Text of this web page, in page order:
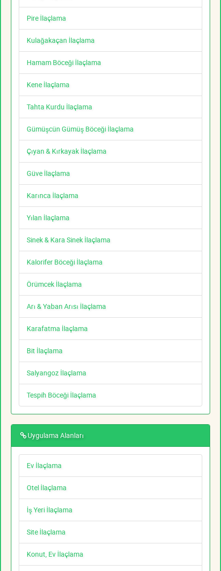
Pire İlaçlama
Kulağakaçan İlaçlama
Hamam Böceği İlaçlama
Kene İlaçlama
Tahta Kurdu İlaçlama
Gümüşcün Gümüş Böceği İlaçlama
Çıyan & Kırkayak İlaçlama
Güve İlaçlama
Karınca İlaçlama
Yılan İlaçlama
Sinek & Kara Sinek İlaçlama
Kalorifer Böceği İlaçlama
Örümcek İlaçlama
Arı & Yaban Arısı İlaçlama
Karafatma İlaçlama
Bit İlaçlama
Salyangoz İlaçlama
Tespih Böceği İlaçlama
Uygulama Alanları
Ev İlaçlama
Otel İlaçlama
İş Yeri İlaçlama
Site İlaçlama
Konut, Ev İlaçlama